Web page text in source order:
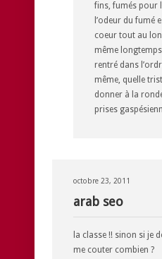
fins, fumés pour
l’odeur du fumé
coeur tout au
même
rentré dans
même, quelle
donner à la
prises
octobre 23, 2011
arab seo
la classe !! sinon si je
me couter combien ?